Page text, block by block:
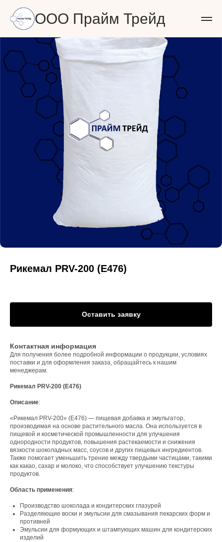
ООО Прайм Трейд
Рикемал PRV-200 (Е476)
Оставить заявку
Контактная информация
Для получения более подробной информации о продукции, условиях
поставки и для оформления заказа, обращайтесь к нашим
менеджерам.
Рикемал PRV-200 (Е476)
Описание:
«Рикемал PRV-200» (Е476) — пищевая добавка и эмульгатор,
производимая на основе растительного масла. Она используется в
пищевой и косметической промышленности для улучшения
однородности продуктов, повышения растекаемости и снижения
вязкости шоколадных масс, соусов и других пищевых ингредиентов.
Также помогает уменьшить трение между твердыми частицами, такими
как какао, сахар и молоко, что способствует улучшению текстуры
продуктов.
Область применения:
Производство шоколада и кондитерских глазурей
Разделяющие воски и эмульсии для смазывания пекарских форм и
противней
Эмульсии для формующих и штампующих машин для кондитерских
изделий